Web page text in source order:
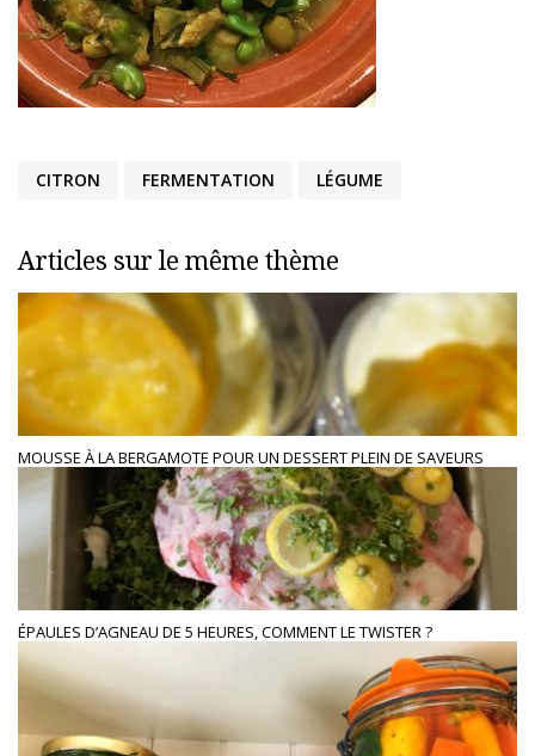
CITRON FERMENTATION LÉGUME
Articles sur le même thème
MOUSSE À LA BERGAMOTE POUR UN DESSERT PLEIN DE SAVEURS
ÉPAULES D’AGNEAU DE 5 HEURES, COMMENT LE TWISTER ?